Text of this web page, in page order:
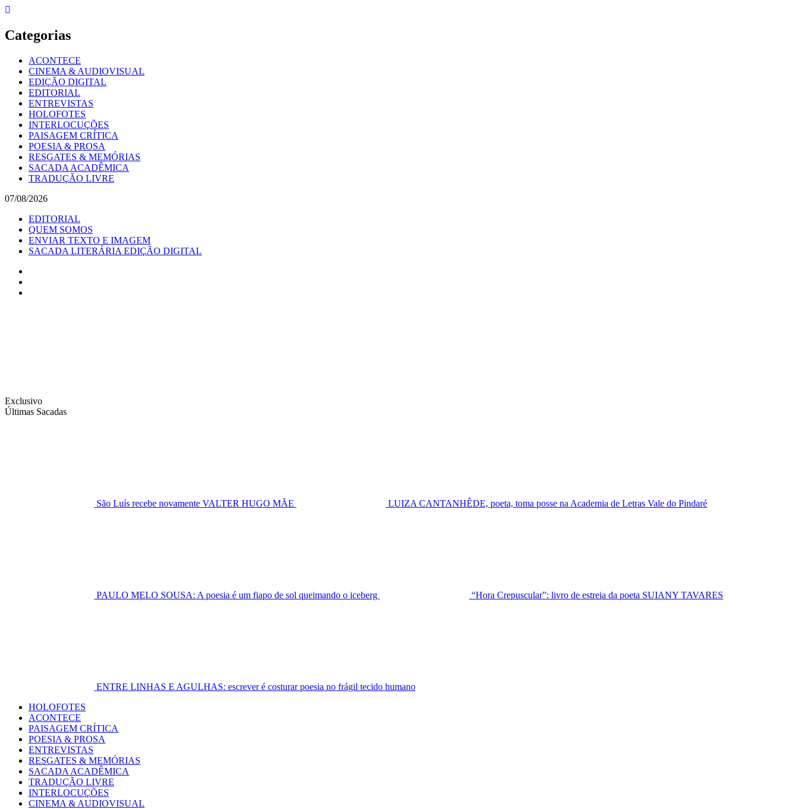
Skip
content
Categorias
ACONTECE
CINEMA & AUDIOVISUAL
EDIÇÃO DIGITAL
EDITORIAL
ENTREVISTAS
HOLOFOTES
INTERLOCUÇÕES
PAISAGEM CRÍTICA
POESIA & PROSA
RESGATES & MEMÓRIAS
SACADA ACADÊMICA
TRADUÇÃO LIVRE
07/08/2026
EDITORIAL
QUEM SOMOS
ENVIAR TEXTO E IMAGEM
SACADA LITERÁRIA EDIÇÃO DIGITAL
Exclusivo
Últimas Sacadas
São Luís recebe novamente VALTER HUGO MÃE LUIZA CANTANHÊDE, poeta, toma posse na Academia de Letras Vale do Pindaré
PAULO MELO SOUSA: A poesia é um fiapo de sol queimando o iceberg “Hora Crepuscular”: livro de estreia da poeta SUIANY TAVARES
ENTRE LINHAS E AGULHAS: escrever é costurar poesia no frágil tecido humano
Primary
Menu
HOLOFOTES
ACONTECE
PAISAGEM CRÍTICA
POESIA & PROSA
ENTREVISTAS
RESGATES & MEMÓRIAS
SACADA ACADÊMICA
TRADUÇÃO LIVRE
INTERLOCUÇÕES
CINEMA & AUDIOVISUAL